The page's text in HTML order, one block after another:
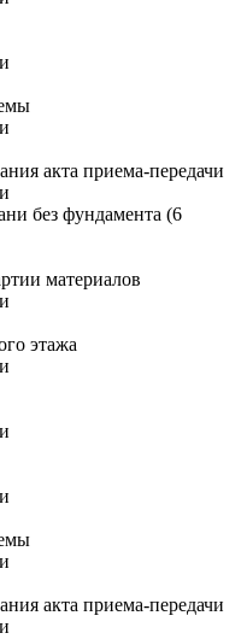
акта приема-передачи
без фундамента (6
материалов
этажа
акта приема-передачи